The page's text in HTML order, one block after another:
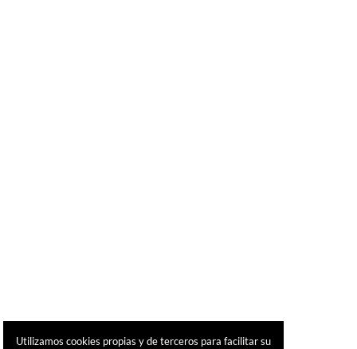
Utilizamos cookies propias y de terceros para facilitar su